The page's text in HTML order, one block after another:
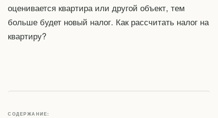
оценивается квартира или другой объект, тем
больше будет новый налог. Как рассчитать налог на
квартиру?
СОДЕРЖАНИЕ: